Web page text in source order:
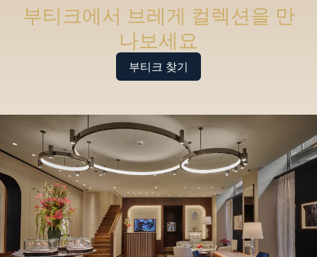
부티크에서 브레게 컬렉션을 만
나보세요
부티크 찾기